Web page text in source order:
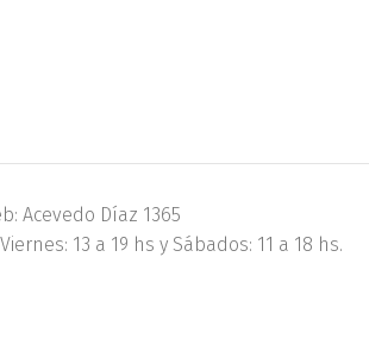
Acevedo Díaz 1365
13 a 19 hs y Sábados: 11 a 18 hs.